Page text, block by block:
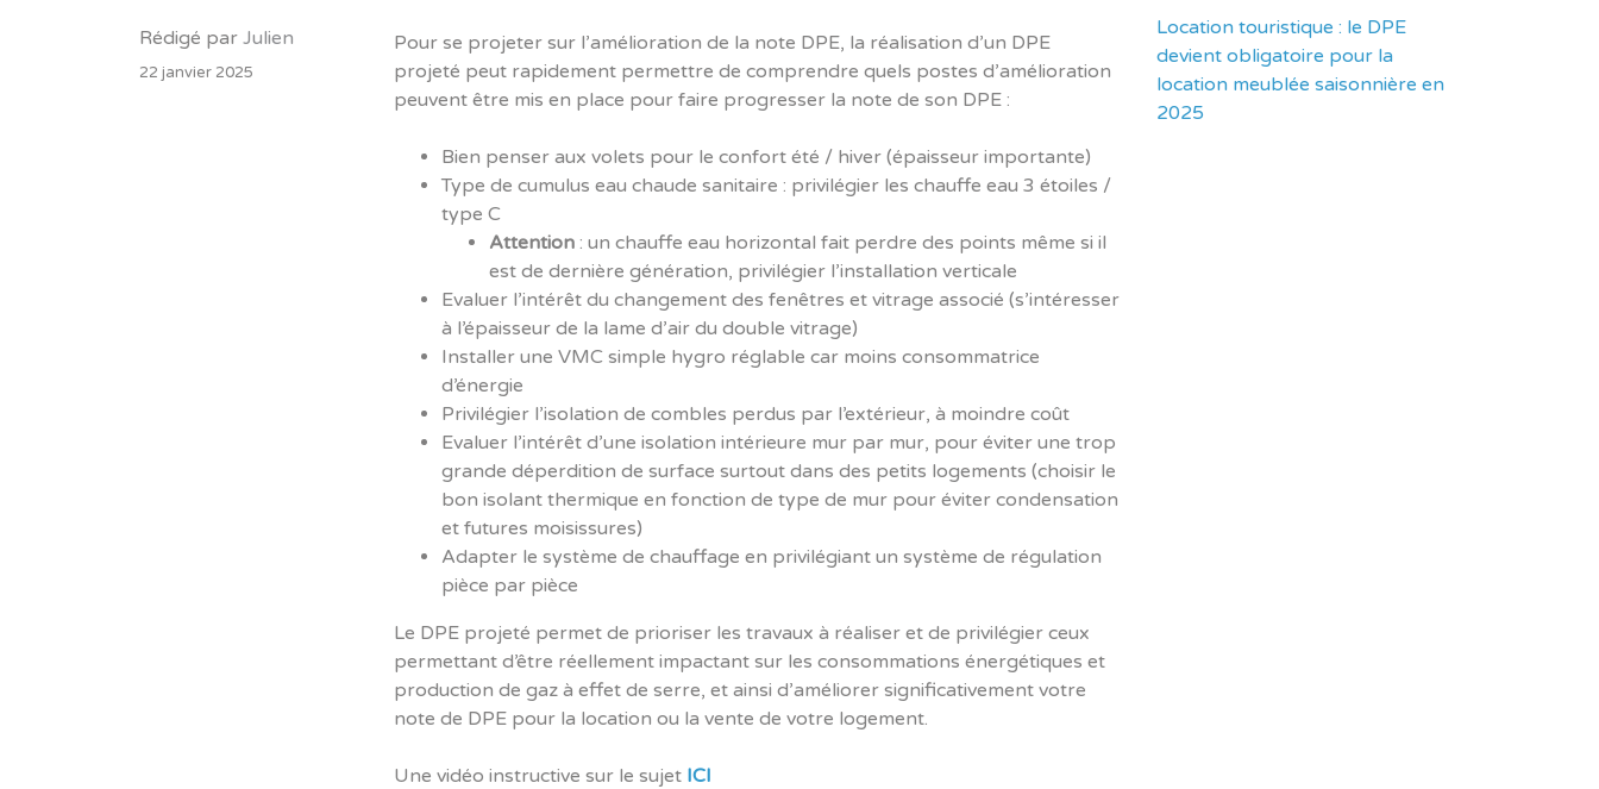
Rédigé par Julien
22 janvier 2025
Pour se projeter sur l’amélioration de la note DPE, la réalisation d’un DPE
projeté peut rapidement permettre de comprendre quels postes d’amélioration
peuvent être mis en place pour faire progresser la note de son DPE :
Bien penser aux volets pour le confort été / hiver (épaisseur importante)
Type de cumulus eau chaude sanitaire : privilégier les chauffe eau 3 étoiles /
type C
Attention: un chauffe eau horizontal fait perdre des points même si il
est de dernière génération, privilégier l’installation verticale
Evaluer l’intérêt du changement des fenêtres et vitrage associé (s’intéresser
à l’épaisseur de la lame d’air du double vitrage)
Installer une VMC simple hygro réglable car moins consommatrice
d’énergie
Privilégier l’isolation de combles perdus par l’extérieur, à moindre coût
Evaluer l’intérêt d’une isolation intérieure mur par mur, pour éviter une trop
grande déperdition de surface surtout dans des petits logements (choisir le
bon isolant thermique en fonction de type de mur pour éviter condensation
et futures moisissures)
Adapter le système de chauffage en privilégiant un système de régulation
pièce par pièce
Le DPE projeté permet de prioriser les travaux à réaliser et de privilégier ceux
permettant d’être réellement impactant sur les consommations énergétiques et
production de gaz à effet de serre, et ainsi d’améliorer significativement votre
note de DPE pour la location ou la vente de votre logement.
Une vidéo instructive sur le sujet ICI
Location touristique : le DPE
devient obligatoire pour la
location meublée saisonnière en
2025